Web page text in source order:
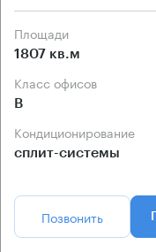
Площади
1807 кв.м
Класс офисов
B
Кондиционирование
сплит-системы
Позвонить